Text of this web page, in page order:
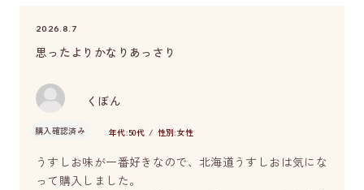
2026.8.7
思ったよりかなりあっさり
くぼん
購入確認済み 年代:50代 性別:女性
うすしお味が一番好きなので、北海道うすしおは気にな
って購入しました。